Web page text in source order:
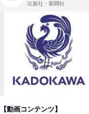
出版社・新聞社
【動画コンテンツ】